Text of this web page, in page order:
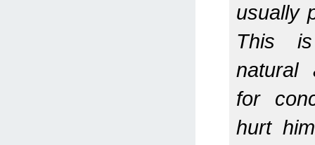
usually
This
natural
for
hurt